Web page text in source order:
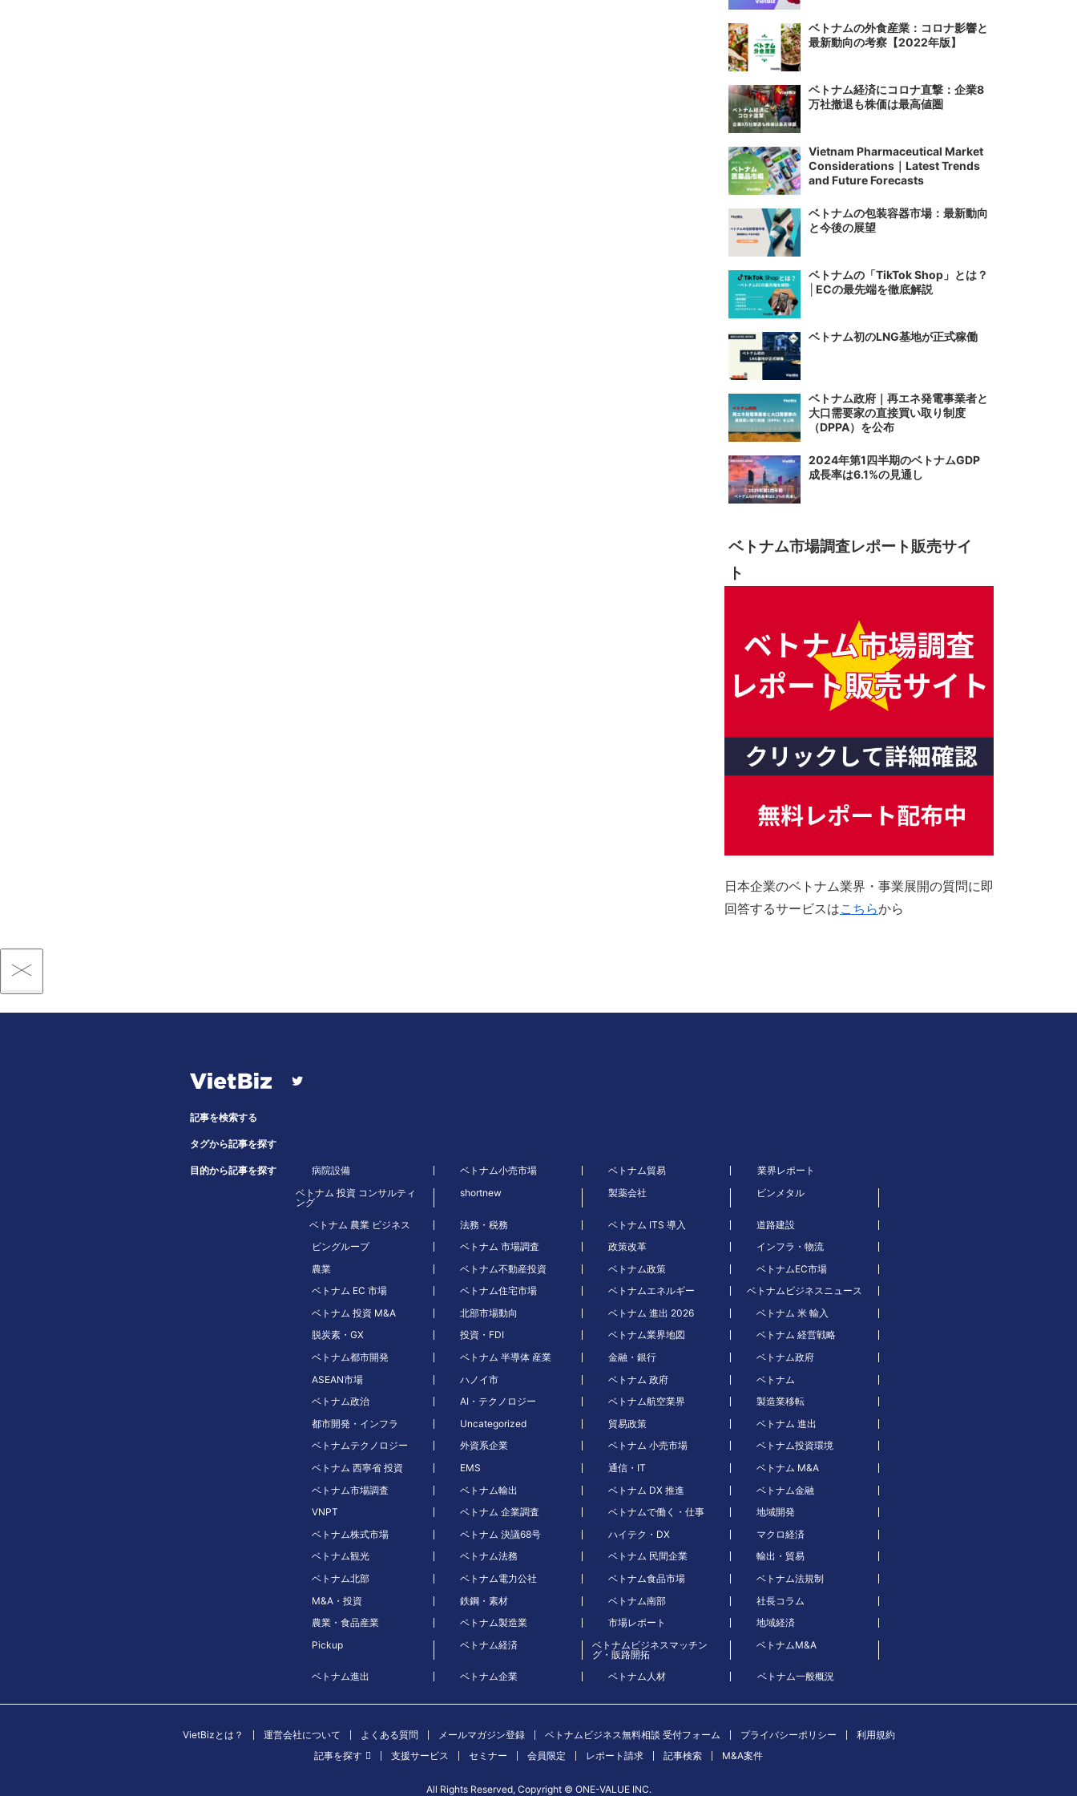
ベトナムの外食産業：コロナ影響と
最新動向の考察【2022年版】
ベトナム経済にコロナ直撃：企業8
万社撤退も株価は最高値圏
Vietnam Pharmaceutical Market
Considerations｜Latest Trends
and Future Forecasts
ベトナムの包装容器市場：最新動向
と今後の展望
ベトナムの「TikTok Shop」とは？
│ECの最先端を徹底解説
ベトナム初のLNG基地が正式稼働
ベトナム政府｜再エネ発電事業者と
大口需要家の直接買い取り制度
（DPPA）を公布
2024年第1四半期のベトナムGDP
成長率は6.1%の見通し
ベトナム市場調査レポート販売サイ
ト
日本企業のベトナム業界・事業展開の質問に即
回答するサービスはこちらから
記事を検索する
タグから記事を探す
目的から記事を探す 病院設備 ベトナム小売市場 ベトナム貿易
業界レポート
ベトナム 投資 コンサルティ
ング
shortnew 製薬会社 ビンメタル
ベトナム 農業 ビジネス 法務・税務 ベトナム ITS 導入
道路建設
ビングループ
ベトナム 市場調査 政策改革
インフラ・物流
農業
ベトナム不動産投資 ベトナム政策
ベトナムEC市場
ベトナム EC 市場
ベトナム住宅市場 ベトナムエネルギー
ベトナムビジネスニュース
ベトナム 投資 M&A
北部市場動向 ベトナム 進出 2026
ベトナム 米 輸入
脱炭素・GX
投資・FDI ベトナム業界地図
ベトナム 経営戦略
ベトナム都市開発
ベトナム 半導体 産業 金融・銀行
ベトナム政府
ASEAN市場
ハノイ市 ベトナム 政府
ベトナム
ベトナム政治
AI・テクノロジー ベトナム航空業界
製造業移転
都市開発・インフラ
Uncategorized 貿易政策
ベトナム 進出
ベトナムテクノロジー
外資系企業 ベトナム 小売市場
ベトナム投資環境
ベトナム 西寧省 投資
EMS 通信・IT
ベトナム M&A
ベトナム市場調査
ベトナム輸出 ベトナム DX 推進
ベトナム金融
VNPT
ベトナム 企業調査 ベトナムで働く・仕事
地域開発
ベトナム株式市場
ベトナム 決議68号 ハイテク・DX
マクロ経済
ベトナム観光
ベトナム法務 ベトナム 民間企業
輸出・貿易
ベトナム北部
ベトナム電力公社 ベトナム食品市場
ベトナム法規制
M&A・投資
鉄鋼・素材 ベトナム南部
社長コラム
農業・食品産業
ベトナム製造業 市場レポート
地域経済
Pickup
ベトナム経済
ベトナムビジネスマッチン
グ・販路開拓
ベトナムM&A
ベトナム進出 ベトナム企業 ベトナム人材 ベトナム一般概況
VietBizとは？ 運営会社について よくある質問 メールマガジン登録 ベトナムビジネス無料相談 受付フォーム プライバシーポリシー
利用規約
記事を探す
支援サービス セミナー 会員限定 レポート請求 記事検索 M&A案件
All Rights Reserved, Copyright ©︎ ONE-VALUE INC.